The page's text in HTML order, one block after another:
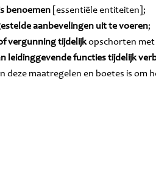
benoemen [essentiële entiteiten];
aanbevelingen uit te voeren;
vergunning tijdelijkopschorten met
leidinggevende functies tijdelijk
deze maatregelen en boetes is